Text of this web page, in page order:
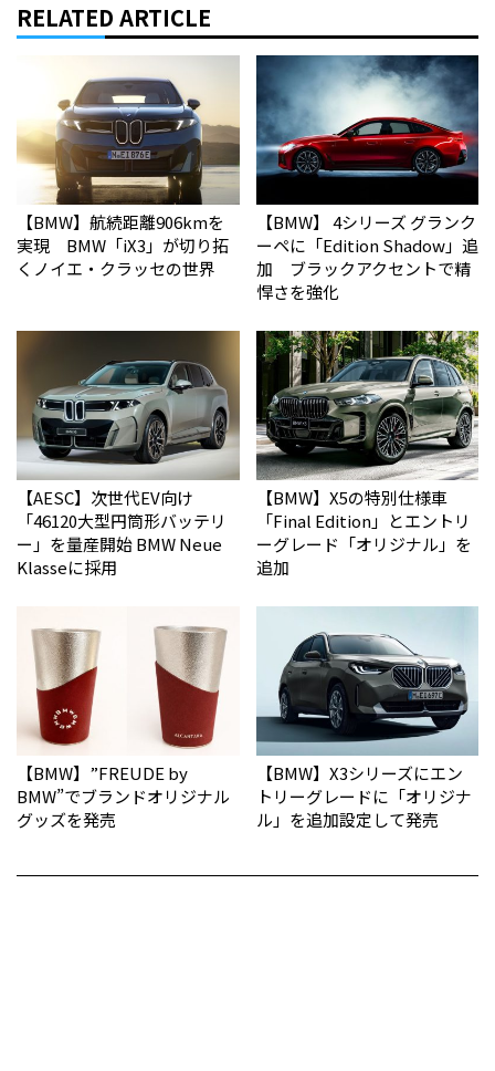
RELATED ARTICLE
【BMW】航続距離906kmを
実現 BMW「iX3」が切り拓
くノイエ・クラッセの世界
【BMW】 4シリーズ グランク
ーペに「Edition Shadow」追
加 ブラックアクセントで精
悍さを強化
【AESC】次世代EV向け
「46120大型円筒形バッテリ
ー」を量産開始 BMW Neue
Klasseに採用
【BMW】X5の特別仕様車
「Final Edition」とエントリ
ーグレード「オリジナル」を
追加
【BMW】”FREUDE by
BMW”でブランドオリジナル
グッズを発売
【BMW】X3シリーズにエン
トリーグレードに「オリジナ
ル」を追加設定して発売